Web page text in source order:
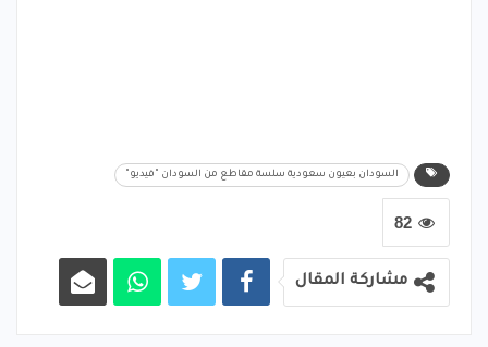
السودان بعيون سعودية سلسة مقاطع من السودان "فيديو"
82
مشاركة المقال